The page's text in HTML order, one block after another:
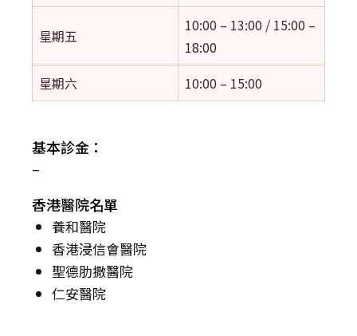
星期五
10:00 – 13:00 / 15:00 –
18:00
星期六
10:00 – 15:00
基本診金：
–
香港醫院名單
養和醫院
香港浸信會醫院
聖德肋撒醫院
仁安醫院